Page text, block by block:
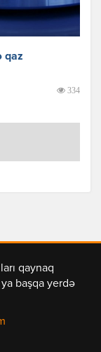
qaz
334
qaynaq
başqa yerdə